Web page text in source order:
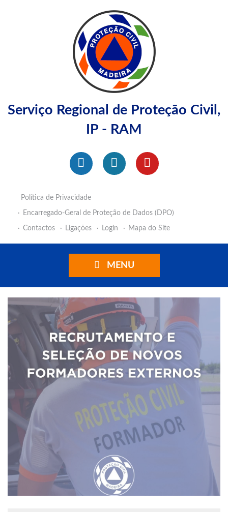
Serviço Regional de Proteção Civil,
IP - RAM
Política de Privacidade
Encarregado-Geral de Proteção de Dados (DPO)
Contactos
Ligações Login Mapa do Site
MENU